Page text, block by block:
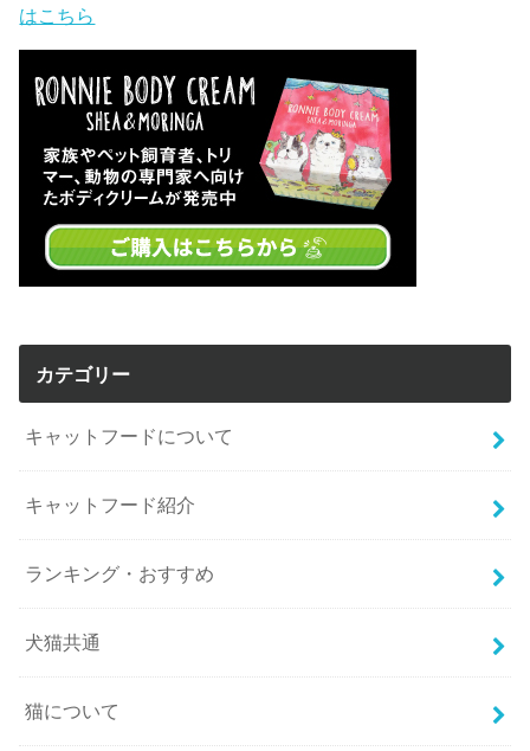
はこちら
カテゴリー
キャットフードについて
キャットフード紹介
ランキング・おすすめ
犬猫共通
猫について